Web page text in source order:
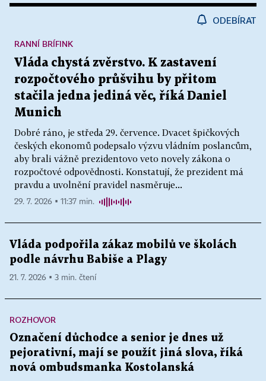
ODEBÍRAT
Vláda chystá zvěrstvo. K zastavení
rozpočtového průšvihu by přitom
stačila jedna jediná věc, říká Daniel
Munich
Dobré ráno, je středa 29. července. Dvacet špičkových
českých ekonomů podepsalo výzvu vládním poslancům,
aby brali vážně prezidentovo veto novely zákona o
rozpočtové odpovědnosti. Konstatují, že prezident má
pravdu a uvolnění pravidel nasměruje...
RANNÍ BRÍFINK
29. 7. 2026 ▪ 11:37 min.
Vláda podpořila zákaz mobilů ve školách
podle návrhu Babiše a Plagy
21. 7. 2026 ▪ 3 min. čtení
ROZHOVOR
Označení důchodce a senior je dnes už
pejorativní, mají se použít jiná slova, říká
nová ombudsmanka Kostolanská